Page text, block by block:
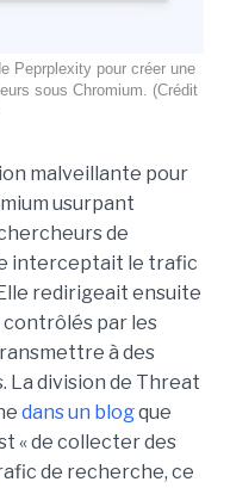
Peprplexity pour créer une
sous Chromium. (Crédit
malveillante pour
usurpant
de
interceptait le trafic
redirigeait ensuite
contrôlés par les
à des
La division de Threat
dans un blogque
« de collecter des
de recherche, ce